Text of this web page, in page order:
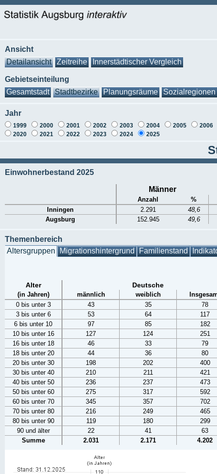
Ansicht
Detailansicht
Zeitreihe Innerstädtischer Vergleich
Gebietseinteilung
Gesamtstadt
Stadtbezirke Planungsräume Sozialregionen
Jahr
1999 2000 2001 2002 2003 2004 2005
2006
2020
2021 2022 2023 2024 2025
Einwohnerbestand 2025
Männer
Anzahl
%
Inningen
2.291
48,6
Augsburg
152.945 49,6
Themenbereich
Altersgruppen Migrationshintergrund Familienstand
Alter Deutsche
(in Jahren) männlich weiblich
0 bis unter 3
43 35
78
3 bis unter 6
53 64
117
6 bis unter 10
97 85
182
10 bis unter 16
127 124
251
16 bis unter 18
46 33
79
18 bis unter 20
44 36
80
20 bis unter 30
198 202
400
30 bis unter 40
210 211
421
40 bis unter 50
236 237
473
50 bis unter 60
275 317
592
60 bis unter 70
345 357
702
70 bis unter 80
216 249
465
80 bis unter 90
119 180
299
90 und älter
22 41
63
Summe
2.031 2.171 4.202